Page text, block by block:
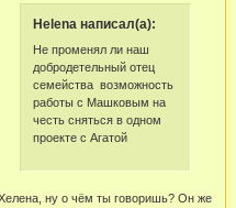
Helena написал(а):
Не променял ли наш
добродетельный отец
семейства возможность
работы с Машковым на
честь сняться в одном
проекте с Агатой
ну о чём ты говоришь? Он же